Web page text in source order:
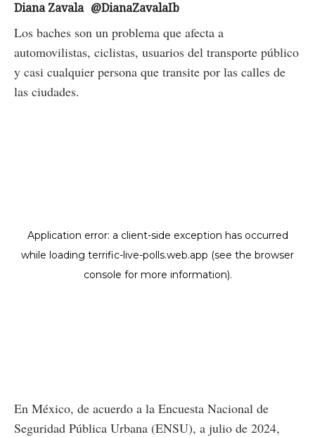
Diana Zavala @DianaZavalaIb
Los baches son un problema que afecta a
automovilistas, ciclistas, usuarios del transporte público
y casi cualquier persona que transite por las calles de
las ciudades.
En México, de acuerdo a la Encuesta Nacional de
Seguridad Pública Urbana (ENSU), a julio de 2024,